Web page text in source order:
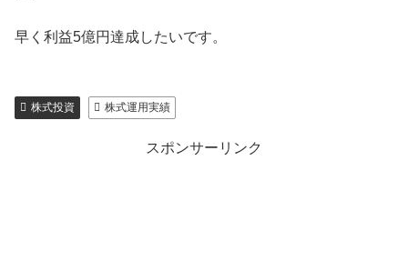
早く利益5億円達成したいです。
株式投資 株式運用実績
スポンサーリンク